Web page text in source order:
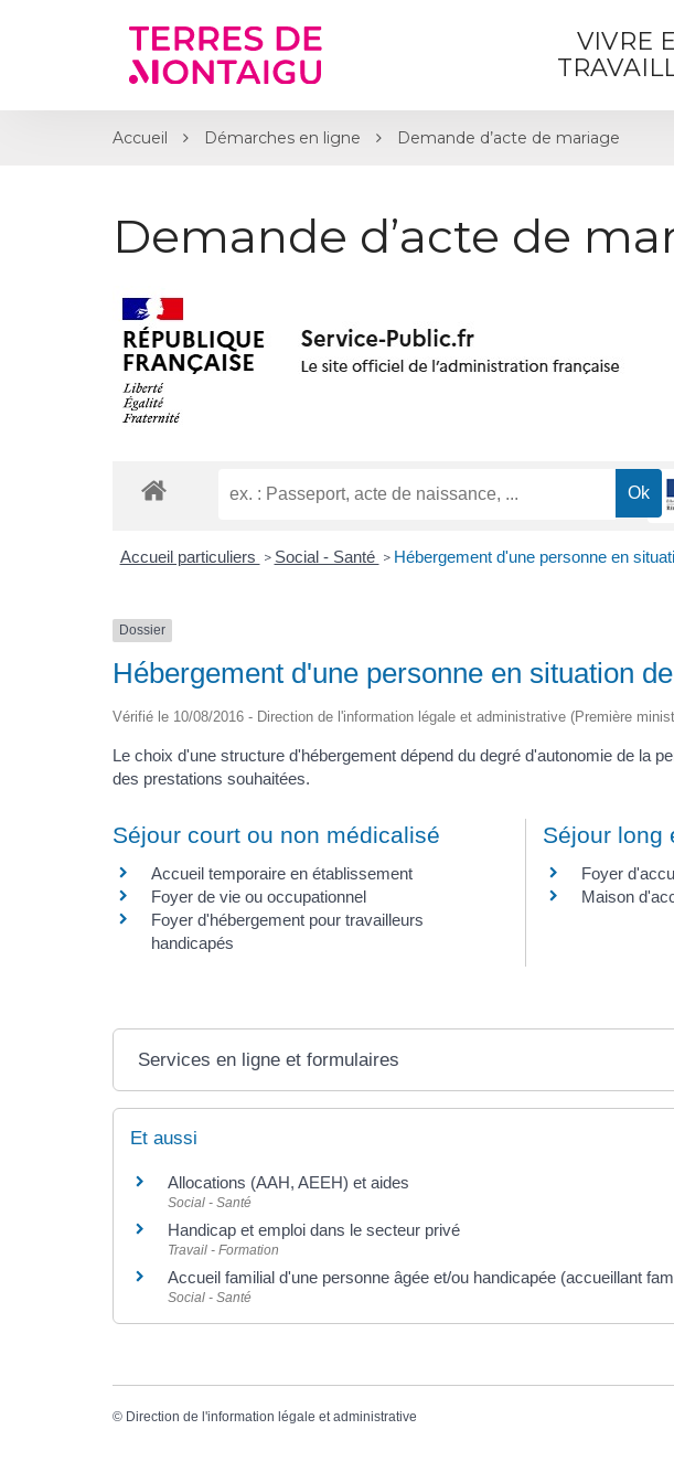
VIVRE
Accueil Démarches en ligne Demande d’acte de mariage
Demande d’acte de
Accueil particuliers > Social - Santé > Hébergement d'une personne en
Dossier
Hébergement d'une personne en situation
Vérifié le 10/08/2016 - Direction de l'information légale et administrative (Première
Le choix d'une structure d'hébergement dépend du degré d'autonomie de la
des prestations souhaitées.
Séjour court ou non médicalisé
Accueil temporaire en établissement
Foyer de vie ou occupationnel
Foyer d'hébergement pour travailleurs
handicapés
Séjour long
Foyer
Maison
Services en ligne et formulaires
Et aussi
Allocations (AAH, AEEH) et aides
Social - Santé
Handicap et emploi dans le secteur privé
Travail - Formation
Accueil familial d'une personne âgée et/ou handicapée (accueillant
Social - Santé
© Direction de l'information légale et administrative